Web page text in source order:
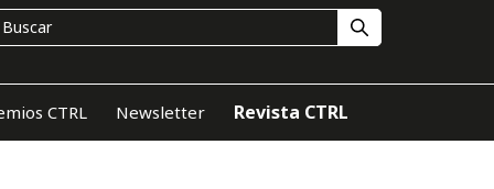
CTRL Newsletter Revista CTRL